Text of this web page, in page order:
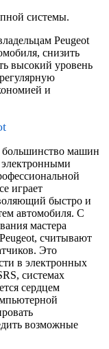
системы.
Peugeot
снизить
высокий уровень
и
большинство машин
играет
быстро и
автомобиля. С
мастера
считывают
Это
в электронных
системах
сердцем
возможные